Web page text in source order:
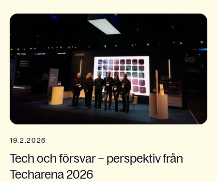
19.2.2026
Tech och försvar – perspektiv från
Techarena 2026